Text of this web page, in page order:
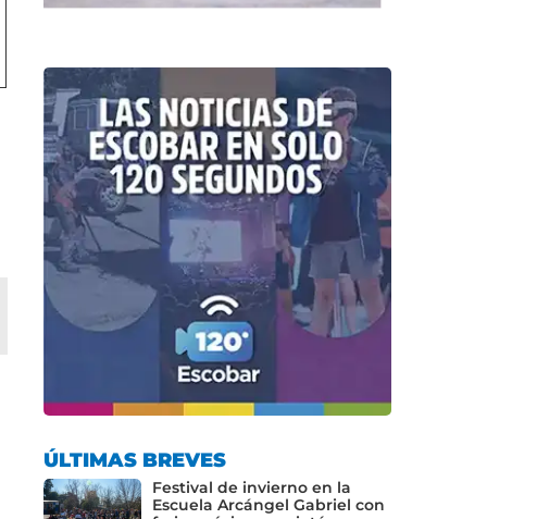
ÚLTIMAS BREVES
Festival de invierno en la
Escuela Arcángel Gabriel con